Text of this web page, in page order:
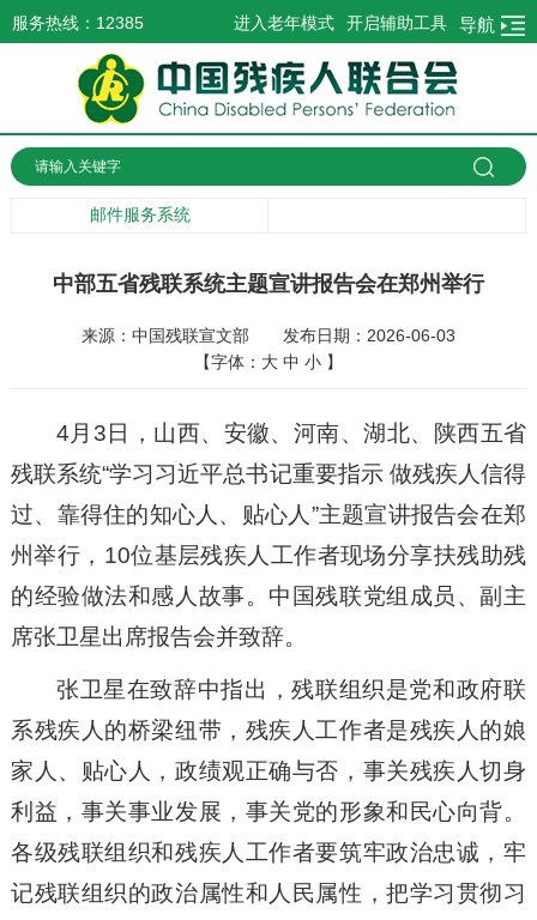
服务热线：12385 导航
开启辅助工具
进入老年模式
邮件服务系统
中部五省残联系统主题宣讲报告会在郑州举行
来源：中国残联宣文部
发布日期：2026-06-03
【字体： 大 中 小 】
4月3日，山西、安徽、河南、湖北、陕西五省
残联系统“学习习近平总书记重要指示 做残疾人信得
过、靠得住的知心人、贴心人”主题宣讲报告会在郑
州举行，10位基层残疾人工作者现场分享扶残助残
的经验做法和感人故事。中国残联党组成员、副主
席张卫星出席报告会并致辞。
张卫星在致辞中指出，残联组织是党和政府联
系残疾人的桥梁纽带，残疾人工作者是残疾人的娘
家人、贴心人，政绩观正确与否，事关残疾人切身
利益，事关事业发展，事关党的形象和民心向背。
各级残联组织和残疾人工作者要筑牢政治忠诚，牢
记残联组织的政治属性和人民属性，把学习贯彻习